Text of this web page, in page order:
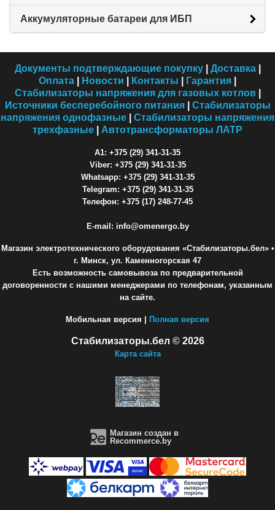
Аккумуляторные батареи для ИБП
Документы подтверждающие покупку| Доставка|
Оплата
Новости Контакты Гарантия
Стабилизаторы напряжения для газовых котлов|
Источники бесперебойного питания| Стабилизаторы
напряжения однофазные
Стабилизаторы напряжения
трехфазные
Автотрансформаторы ЛАТР
A1: +375 (29) 341-31-35
Viber: +375 (29) 341-31-35
Whatsapp: +375 (29) 341-31-35
Telegram: +375 (29) 341-31-35
Телефон: +375 (17) 248-77-45
E-mail: info@omenergo.by
Магазин электротехнического оборудования «Стабилизаторы.бел»•
г. Минск, ул. Каменногорская 47
Есть возможность самовывоза по предварительной
договоренности с нашими менеджерами по телефонам, указанным
на сайте.
Мобильная версия | Полная версия
Стабилизаторы.бел © 2026
Карта сайта
Магазин создан в
Recommerce.by